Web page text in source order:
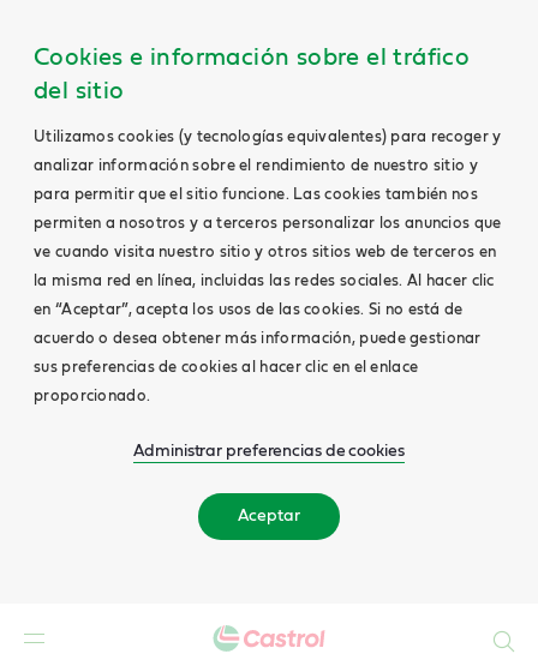
Cookies e información sobre el tráfico
del sitio
Utilizamos cookies (y tecnologías equivalentes) para recoger y
analizar información sobre el rendimiento de nuestro sitio y
para permitir que el sitio funcione. Las cookies también nos
permiten a nosotros y a terceros personalizar los anuncios que
ve cuando visita nuestro sitio y otros sitios web de terceros en
la misma red en línea, incluidas las redes sociales. Al hacer clic
en “Aceptar”, acepta los usos de las cookies. Si no está de
acuerdo o desea obtener más información, puede gestionar
sus preferencias de cookies al hacer clic en el enlace
proporcionado.
Administrar preferencias de cookies
Aceptar